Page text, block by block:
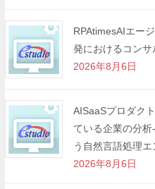
RPAtimesAIエー
発におけるコンサ
2026年8月6日
AISaaSプロダク
ている企業の分析
う自然言語処理エ
2026年8月6日